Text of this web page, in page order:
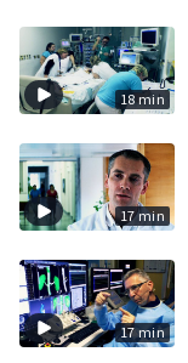
18 min
17 min
17 min